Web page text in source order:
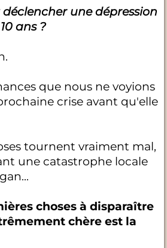
une dépression
ans ?
que nous ne voyions
crise avant qu'elle
tournent vraiment mal,
une catastrophe locale
choses à disparaître
chère est la